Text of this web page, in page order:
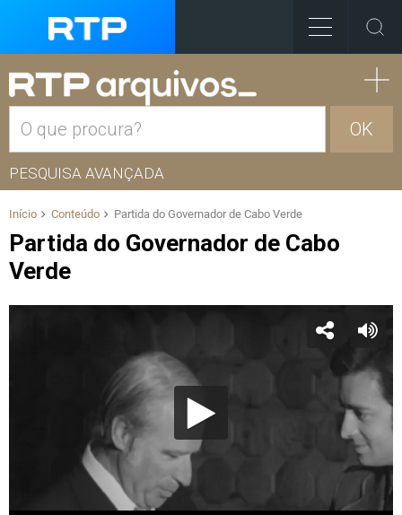
OK
PESQUISA AVANÇADA
Início Conteúdo Partida do Governador de Cabo Verde
Partida do Governador de Cabo
Verde